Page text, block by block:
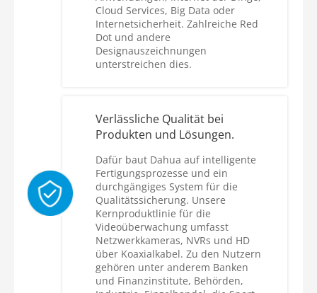
Cloud Services, Big Data oder
Internetsicherheit. Zahlreiche Red
Dot und andere
Designauszeichnungen
unterstreichen dies.
Verlässliche Qualität bei
Produkten und Lösungen.
Dafür baut Dahua auf intelligente
Fertigungsprozesse und ein
durchgängiges System für die
Qualitätssicherung. Unsere
Kernproduktlinie für die
Videoüberwachung umfasst
Netzwerkkameras, NVRs und HD
über Koaxialkabel. Zu den Nutzern
gehören unter anderem Banken
und Finanzinstitute, Behörden,